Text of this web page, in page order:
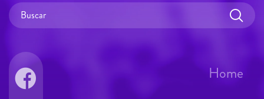
Home